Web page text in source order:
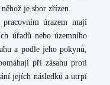
je sbor zřízen.
úrazem mají
úřadů nebo územního
a podle jeho pokynů,
při zásahu proti
jejích následků a utrpí